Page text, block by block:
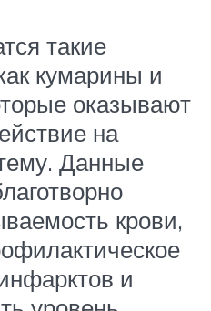
такие
кумарины и
оказывают
на
Данные
крови,
и